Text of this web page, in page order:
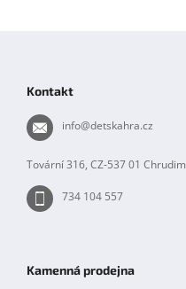
Kontakt
info@detskahra.cz
Tovární 316, CZ-537 01 Chrudim
734 104 557
Kamenná prodejna